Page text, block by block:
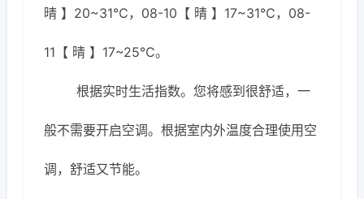
晴 】20~31℃，08-10【 晴 】17~31℃，08-
11【 晴 】17~25℃。
根据实时生活指数。您将感到很舒适，一
般不需要开启空调。根据室内外温度合理使用空
调，舒适又节能。